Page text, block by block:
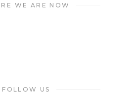
WE ARE NOW
FOLLOW US